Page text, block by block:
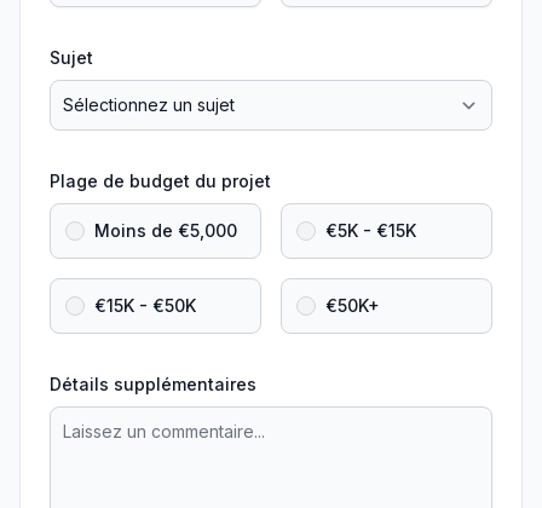
Sujet
Plage de budget du projet
Moins de €5,000 €5K - €15K
€15K - €50K €50K+
Détails supplémentaires